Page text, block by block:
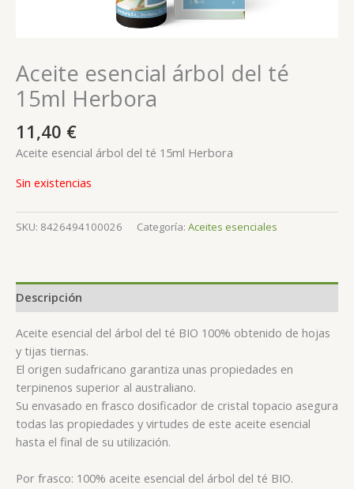
Aceite esencial árbol del té
15ml Herbora
11,40 €
Aceite esencial árbol del té 15ml Herbora
Sin existencias
SKU: 8426494100026 Categoría: Aceites esenciales
Descripción
Aceite esencial del árbol del té BIO 100% obtenido de hojas
y tijas tiernas.
El origen sudafricano garantiza unas propiedades en
terpinenos superior al australiano.
Su envasado en frasco dosificador de cristal topacio asegura
todas las propiedades y virtudes de este aceite esencial
hasta el final de su utilización.
Por frasco: 100% aceite esencial del árbol del té BIO.